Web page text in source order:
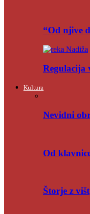
“Od njive
Regulacija
Kultura
Nevidni
Od
Štorje z višt